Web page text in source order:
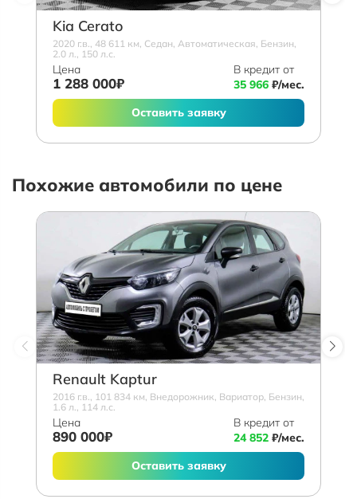
Kia Cerato
2020 г.в., 48 611 км, Седан, Автоматическая, Бензин,
2.0 л., 150 л.с.
Цена
1 288 000₽
В кредит от
35 966 ₽/мес.
Оставить заявку
Похожие автомобили по цене
Renault Kaptur
2016 г.в., 101 834 км, Внедорожник, Вариатор, Бензин,
1.6 л., 114 л.с.
Цена
890 000₽
В кредит от
24 852 ₽/мес.
Оставить заявку